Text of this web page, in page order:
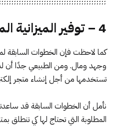
4 – توفير الميزانية المطلوبة لإنشاء المتجر
كما لاحظت فإن الخطوات السابقة
وجهد ومال. ومن الطبيعي جدًا أن
تستخدمها من أجل إنشاء متجر
نأمل أن الخطوات السابقة قد
المطلوبة التي تحتاج لها كي تنطلق